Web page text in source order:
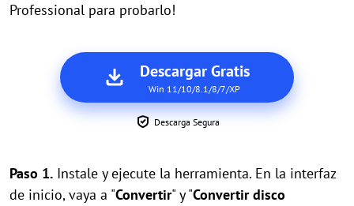
Professional para probarlo!
Descargar Gratis
Win 11/10/8.1/8/7/XP
Descarga Segura
Paso 1. Instale y ejecute la herramienta. En la interfaz
de inicio, vaya a "Convertir" y "Convertir disco